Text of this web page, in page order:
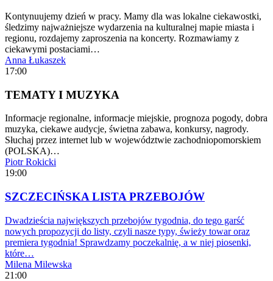
Kontynuujemy dzień w pracy. Mamy dla was lokalne ciekawostki,
śledzimy najważniejsze wydarzenia na kulturalnej mapie miasta i
regionu, rozdajemy zaproszenia na koncerty. Rozmawiamy z
ciekawymi postaciami…
Anna Łukaszek
17:00
TEMATY I MUZYKA
Informacje regionalne, informacje miejskie, prognoza pogody, dobra
muzyka, ciekawe audycje, świetna zabawa, konkursy, nagrody.
Słuchaj przez internet lub w województwie zachodniopomorskiem
(POLSKA)…
Piotr Rokicki
19:00
SZCZECIŃSKA LISTA PRZEBOJÓW
Dwadzieścia największych przebojów tygodnia, do tego garść
nowych propozycji do listy, czyli nasze typy, świeży towar oraz
premiera tygodnia! Sprawdzamy poczekalnię, a w niej piosenki,
które…
Milena Milewska
21:00